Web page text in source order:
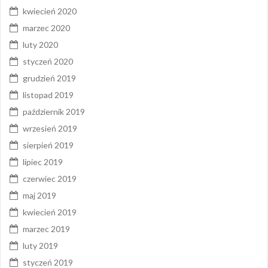
kwiecień 2020
marzec 2020
luty 2020
styczeń 2020
grudzień 2019
listopad 2019
październik 2019
wrzesień 2019
sierpień 2019
lipiec 2019
czerwiec 2019
maj 2019
kwiecień 2019
marzec 2019
luty 2019
styczeń 2019